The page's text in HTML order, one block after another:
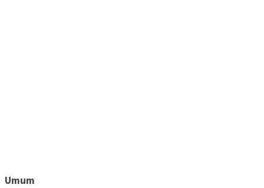
Umum